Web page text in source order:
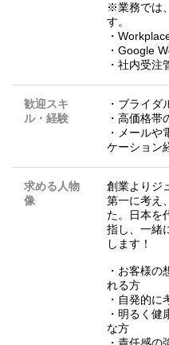
※業務では
す。
・
・Google
・社内受注
歓迎スキ
ル・経験
・ブライ
・高価格帯
・メール
ケーション
求める人物
像
創業よりジ
第一に考え
た。日本を
指し、一緒
します！
・お客様の
れる方
・自発的
・明るく
な方